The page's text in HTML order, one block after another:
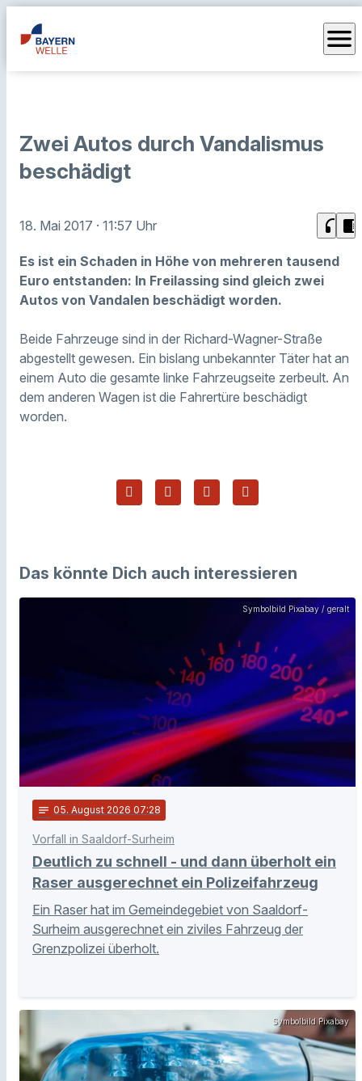
menu
Zwei Autos durch Vandalismus
beschädigt
18. Mai 2017 · 11:57 Uhr headphones chrome_reader_mode
Es ist ein Schaden in Höhe von mehreren tausend
Euro entstanden: In Freilassing sind gleich zwei
Autos von Vandalen beschädigt worden.
Beide Fahrzeuge sind in der Richard-Wagner-Straße
abgestellt gewesen. Ein bislang unbekannter Täter hat an
einem Auto die gesamte linke Fahrzeugseite zerbeult. An
dem anderen Wagen ist die Fahrertüre beschädigt
worden.
Das könnte Dich auch interessieren
Symbolbild Pixabay / geralt
notes 05. August 2026 07:28
Vorfall in Saaldorf-Surheim
Deutlich zu schnell - und dann überholt ein
Raser ausgerechnet ein Polizeifahrzeug
Ein Raser hat im Gemeindegebiet von Saaldorf-
Surheim ausgerechnet ein ziviles Fahrzeug der
Grenzpolizei überholt.
Symbolbild Pixabay